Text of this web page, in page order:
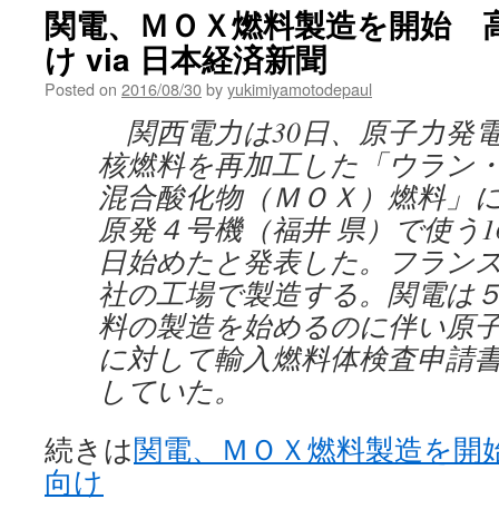
関電、ＭＯＸ燃料製造を開始
け via 日本経済新聞
Posted on 2016/08/30byyukimiyamotodepaul
関西電力は30日、原子力発
核燃料を再加工した「ウラン
混合酸化物（ＭＯＸ）燃料」
原発４号機（福井 県）で使う
日始めたと発表した。フラン
社の工場で製造する。関電は
料の製造を始めるのに伴い原
に対して輸入燃料体検査申請
していた。
続きは関電、ＭＯＸ燃料製造を
向け